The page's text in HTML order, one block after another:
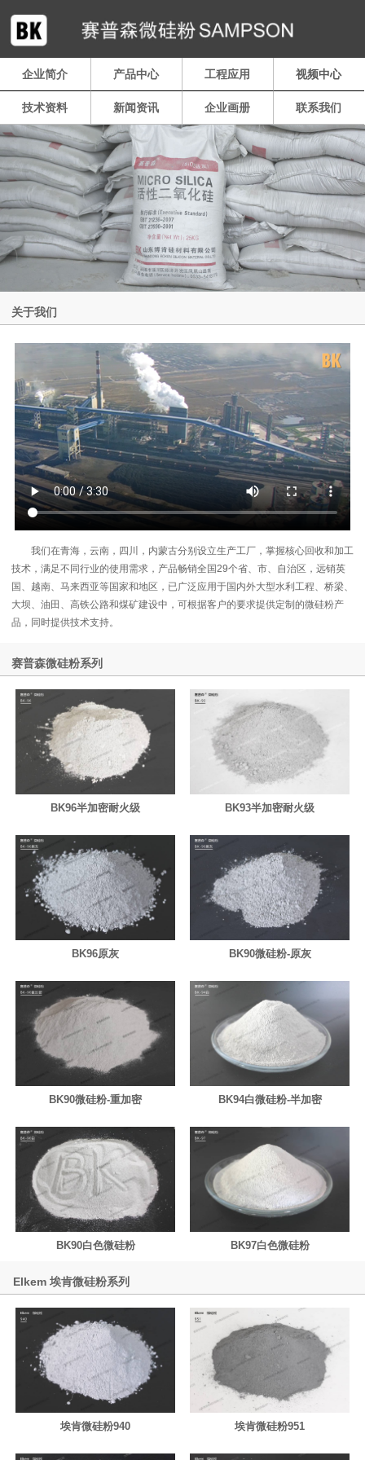
企业简介 产品中心 工程应用 视频中心
技术资料 新闻资讯 企业画册 联系我们
关于我们
我们在青海，云南，四川，内蒙古分别设立生产工厂，掌握核心回收和加工
技术，满足不同行业的使用需求，产品畅销全国29个省、市、自治区，远销英
国、越南、马来西亚等国家和地区，已广泛应用于国内外大型水利工程、桥梁、
大坝、油田、高铁公路和煤矿建设中，可根据客户的要求提供定制的微硅粉产
品，同时提供技术支持。
赛普森微硅粉系列
BK96半加密耐火级 BK93半加密耐火级
BK96原灰 BK90微硅粉-原灰
BK90微硅粉-重加密 BK94白微硅粉-半加密
BK90白色微硅粉 BK97白色微硅粉
Elkem 埃肯微硅粉系列
埃肯微硅粉940 埃肯微硅粉951